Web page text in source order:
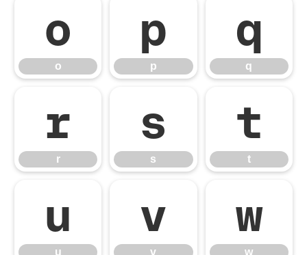
o
o
p
p
q
q
r
r
s
s
t
t
u
u
v
v
w
w